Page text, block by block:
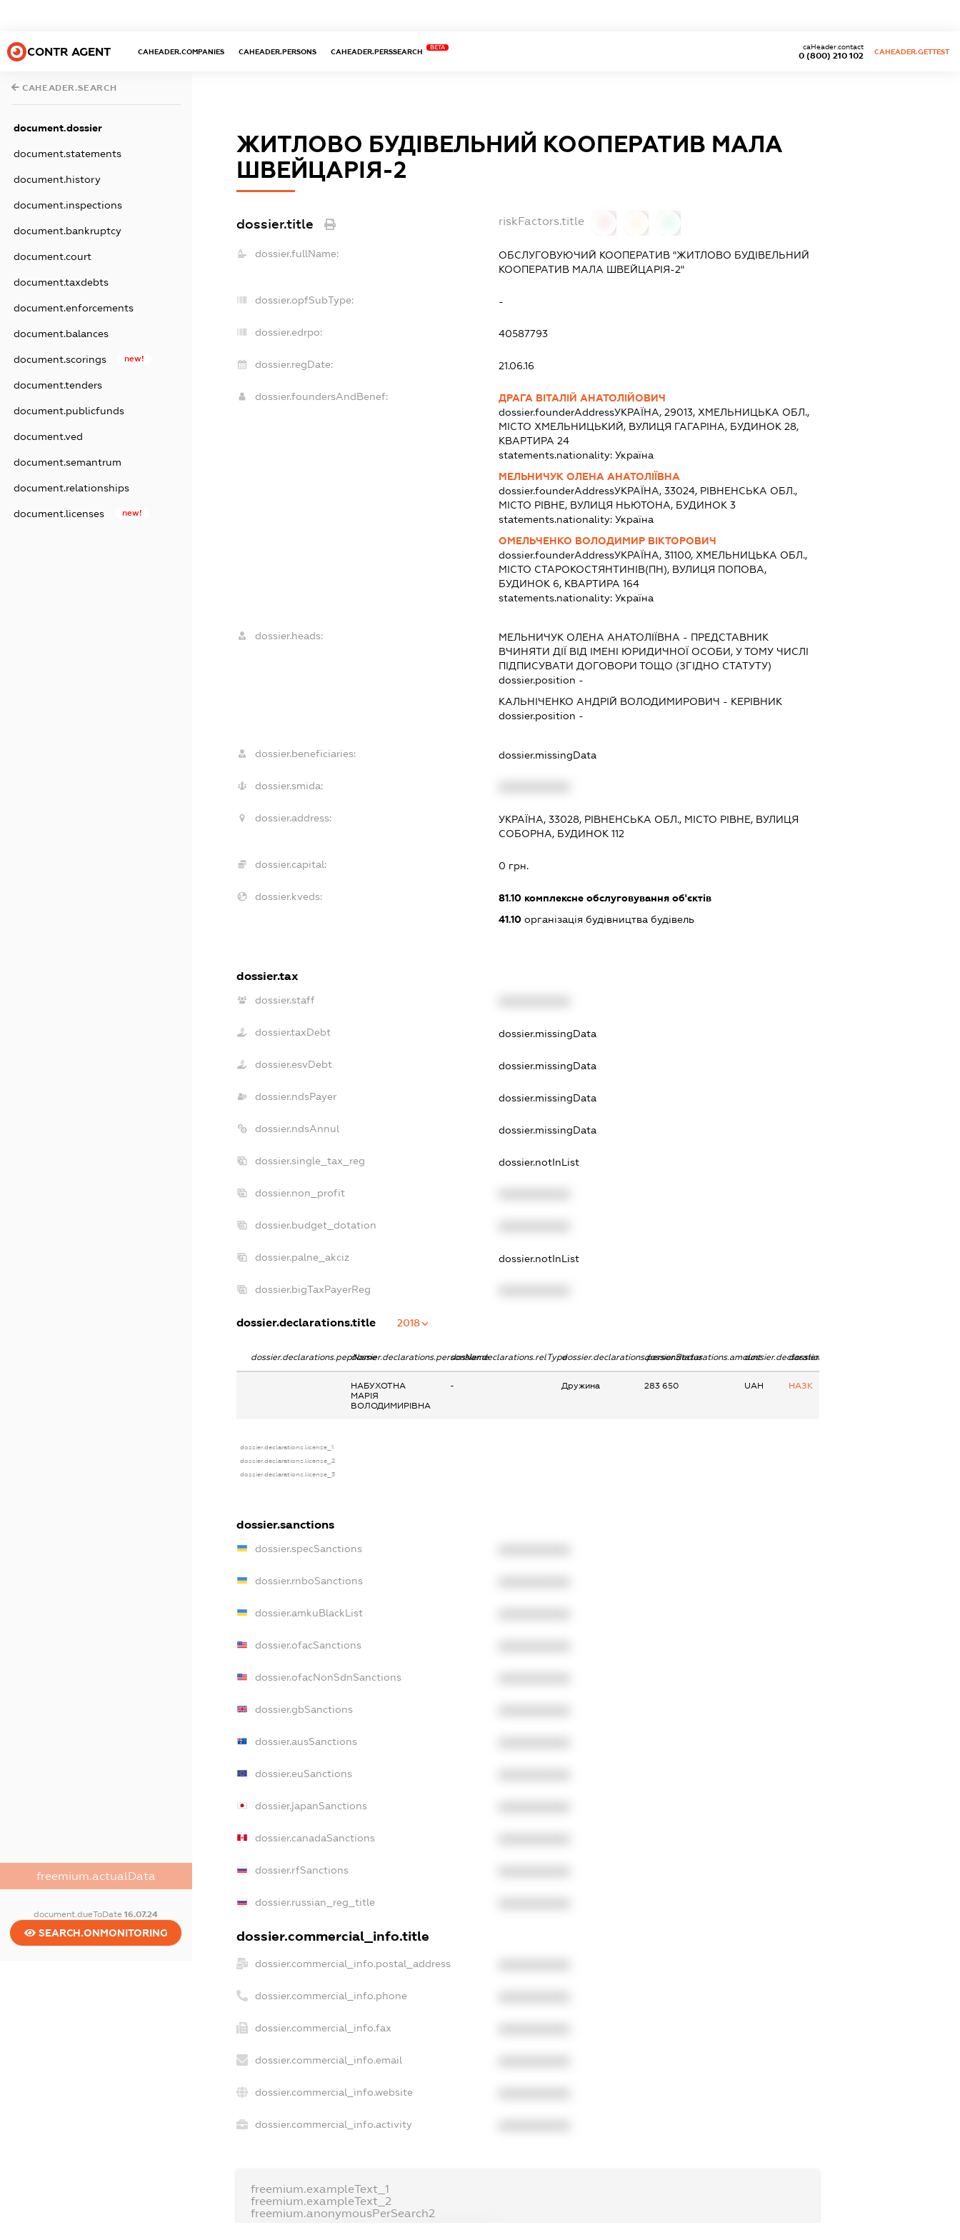
CONTR AGENT CAHEADER.COMPANIES CAHEADER.PERSONS CAHEADER.PERSSEARCH
BETA
0 (800) 210 102
caHeader.contact
CAHEADER.GETTEST
CAHEADER.SEARCH
document.dossier
document.statements
document.history
document.inspections
document.bankruptcy
document.court
document.taxdebts
document.enforcements
document.balances
document.scorings new!
document.tenders
document.publicfunds
document.ved
document.semantrum
document.relationships
document.licenses new!
freemium.actualData
document.dueToDate16.07.24
SEARCH.ONMONITORING
ЖИТЛОВО БУДІВЕЛЬНИЙ КООПЕРАТИВ МАЛА
ШВЕЙЦАРІЯ-2
dossier.title riskFactors.title
dossier.fullName:
ОБСЛУГОВУЮЧИЙ КООПЕРАТИВ "ЖИТЛОВО БУДІВЕЛЬНИЙ
КООПЕРАТИВ МАЛА ШВЕЙЦАРІЯ-2"
dossier.opfSubType: -
dossier.edrpo: 40587793
dossier.regDate: 21.06.16
dossier.foundersAndBenef:
ДРАГА ВІТАЛІЙ АНАТОЛІЙОВИЧ
dossier.founderAddressУКРАЇНА, 29013, ХМЕЛЬНИЦЬКА ОБЛ.,
МІСТО ХМЕЛЬНИЦЬКИЙ, ВУЛИЦЯ ГАГАРІНА, БУДИНОК 28,
КВАРТИРА 24
statements.nationality:Україна
МЕЛЬНИЧУК ОЛЕНА АНАТОЛІЇВНА
dossier.founderAddressУКРАЇНА, 33024, РІВНЕНСЬКА ОБЛ.,
МІСТО РІВНЕ, ВУЛИЦЯ НЬЮТОНА, БУДИНОК 3
statements.nationality:Україна
ОМЕЛЬЧЕНКО ВОЛОДИМИР ВІКТОРОВИЧ
dossier.founderAddressУКРАЇНА, 31100, ХМЕЛЬНИЦЬКА ОБЛ.,
МІСТО СТАРОКОСТЯНТИНІВ(ПН), ВУЛИЦЯ ПОПОВА,
БУДИНОК 6, КВАРТИРА 164
statements.nationality:Україна
dossier.heads: МЕЛЬНИЧУК ОЛЕНА АНАТОЛІЇВНА - ПРЕДСТАВНИК
ВЧИНЯТИ ДІЇ ВІД ІМЕНІ ЮРИДИЧНОЇ ОСОБИ, У ТОМУ ЧИСЛІ
ПІДПИСУВАТИ ДОГОВОРИ ТОЩО (ЗГІДНО СТАТУТУ)
dossier.position -
КАЛЬНІЧЕНКО АНДРІЙ ВОЛОДИМИРОВИЧ - КЕРІВНИК
dossier.position -
dossier.beneficiaries: dossier.missingData
dossier.smida:
dossier.address:
УКРАЇНА, 33028, РІВНЕНСЬКА ОБЛ., МІСТО РІВНЕ, ВУЛИЦЯ
СОБОРНА, БУДИНОК 112
dossier.capital: 0 грн.
dossier.kveds: 81.10 комплексне обслуговування об'єктів
41.10 організація будівництва будівель
dossier.tax
dossier.staff
dossier.taxDebt dossier.missingData
dossier.esvDebt dossier.missingData
dossier.ndsPayer dossier.missingData
dossier.ndsAnnul dossier.missingData
dossier.single_tax_reg dossier.notInList
dossier.non_profit
dossier.budget_dotation
dossier.palne_akciz dossier.notInList
dossier.bigTaxPayerReg
dossier.declarations.title 2018
dossier.declarations.pepNamedossier.declarations.personNamedossier.declarations.relTypedossier.declarations.personStatusdossier.declarations.amountdossier.declarations.currency
dossier.declarations.source
НАБУХОТНА
МАРІЯ
ВОЛОДИМИРІВНА
- Дружина 283 650 UAH НАЗК
dossier.declarations.license_1
dossier.declarations.license_2
dossier.declarations.license_3
dossier.sanctions
dossier.specSanctions
dossier.rnboSanctions
dossier.amkuBlackList
dossier.ofacSanctions
dossier.ofacNonSdnSanctions
dossier.gbSanctions
dossier.ausSanctions
dossier.euSanctions
dossier.japanSanctions
dossier.canadaSanctions
dossier.rfSanctions
dossier.russian_reg_title
dossier.commercial_info.title
dossier.commercial_info.postal_address
dossier.commercial_info.phone
dossier.commercial_info.fax
dossier.commercial_info.email
dossier.commercial_info.website
dossier.commercial_info.activity
freemium.exampleText_1
freemium.exampleText_2
freemium.anonymousPerSearch2